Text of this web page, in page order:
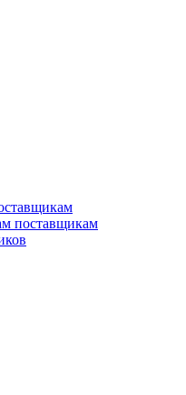
поставщикам